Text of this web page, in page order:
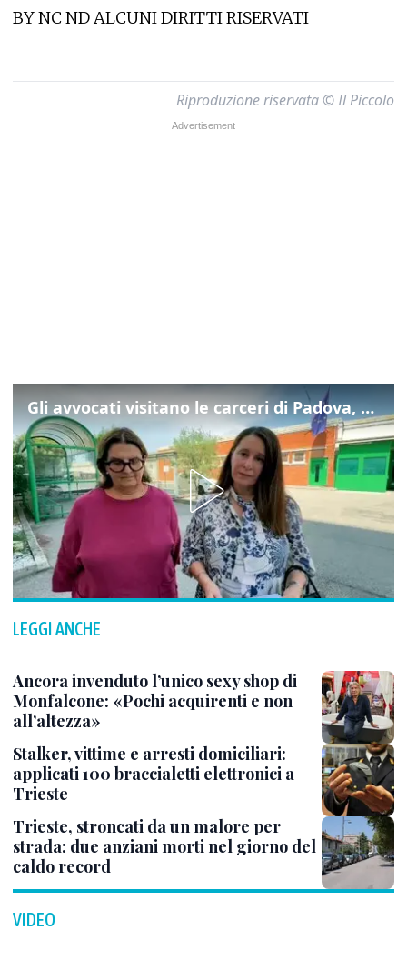
BY NC ND ALCUNI DIRITTI RISERVATI
Riproduzione riservata © Il Piccolo
Gli avvocati visitano le carceri di Padova, ecco cosa hanno trovato
LEGGI ANCHE
Ancora invenduto l’unico sexy shop di
Monfalcone: «Pochi acquirenti e non
all’altezza»
Stalker, vittime e arresti domiciliari:
applicati 100 braccialetti elettronici a
Trieste
Trieste, stroncati da un malore per
strada: due anziani morti nel giorno del
caldo record
VIDEO